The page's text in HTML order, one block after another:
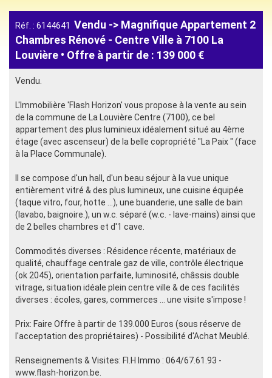
Réf. : 6144641 Vendu -> Magnifique Appartement 2
Chambres Rénové - Centre Ville à 7100 La
Louvière • Offre à partir de : 139 000 €
Vendu.
L'Immobilière 'Flash Horizon' vous propose à la vente au sein
de la commune de La Louvière Centre (7100), ce bel
appartement des plus luminieux idéalement situé au 4ème
étage (avec ascenseur) de la belle copropriété "La Paix " (face
à la Place Communale).
Il se compose d'un hall, d'un beau séjour à la vue unique
entièrement vitré & des plus lumineux, une cuisine équipée
(taque vitro, four, hotte ...), une buanderie, une salle de bain
(lavabo, baignoire.), un w.c. séparé (w.c. - lave-mains) ainsi que
de 2 belles chambres et d'1 cave.
Commodités diverses : Résidence récente, matériaux de
qualité, chauffage centrale gaz de ville, contrôle électrique
(ok 2045), orientation parfaite, luminosité, châssis double
vitrage, situation idéale plein centre ville & de ces facilités
diverses : écoles, gares, commerces ... une visite s'impose !
Prix: Faire Offre à partir de 139.000 Euros (sous réserve de
l'acceptation des propriétaires) - Possibilité d'Achat Meublé.
Renseignements & Visites: Fl.H Immo : 064/67.61.93 -
www.flash-horizon.be.